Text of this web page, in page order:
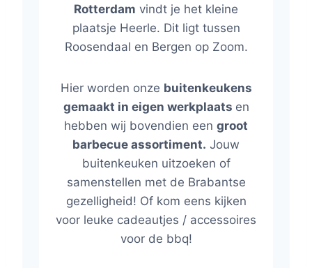
Rotterdam vindt je het kleine
plaatsje Heerle. Dit ligt tussen
Roosendaal en Bergen op Zoom.
Hier worden onze buitenkeukens
gemaakt in eigen werkplaats en
hebben wij bovendien een groot
barbecue assortiment. Jouw
buitenkeuken uitzoeken of
samenstellen met de Brabantse
gezelligheid! Of kom eens kijken
voor leuke cadeautjes / accessoires
voor de bbq!